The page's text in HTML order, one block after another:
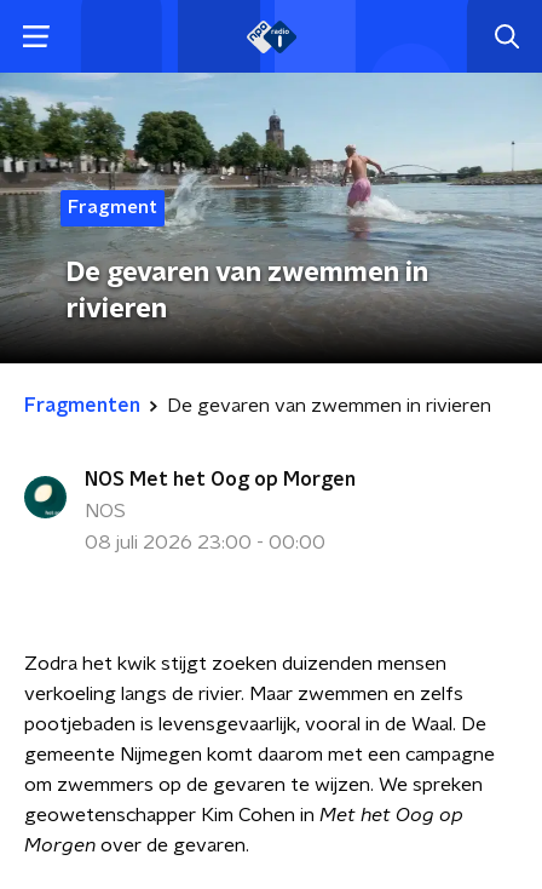
Fragment
De gevaren van zwemmen in
rivieren
Fragmenten De gevaren van zwemmen in rivieren
NOS Met het Oog op Morgen
NOS
08 juli 2026 23:00 - 00:00
Zodra het kwik stijgt zoeken duizenden mensen
verkoeling langs de rivier. Maar zwemmen en zelfs
pootjebaden is levensgevaarlijk, vooral in de Waal. De
gemeente Nijmegen komt daarom met een campagne
om zwemmers op de gevaren te wijzen. We spreken
geowetenschapper Kim Cohen in Met het Oog op
Morgen over de gevaren.